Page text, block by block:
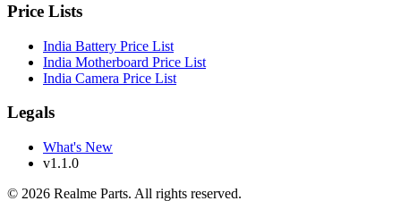
Price Lists
India Battery Price List
India Motherboard Price List
India Camera Price List
Legals
What's New
v1.1.0
© 2026 Realme Parts. All rights reserved.